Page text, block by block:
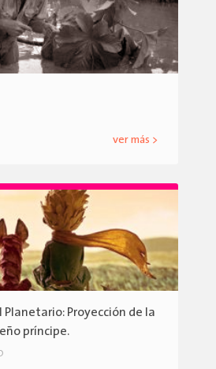
ver más >
Planetario: Proyección de la
príncipe.